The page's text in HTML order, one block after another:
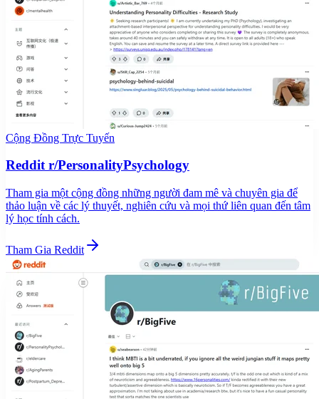
Cộng Đồng Trực Tuyến
Reddit r/PersonalityPsychology
Tham gia một cộng đồng những người đam mê và chuyên gia để
thảo luận về các lý thuyết, nghiên cứu và mọi thứ liên quan đến tâm
lý học tính cách.
Tham Gia Reddit